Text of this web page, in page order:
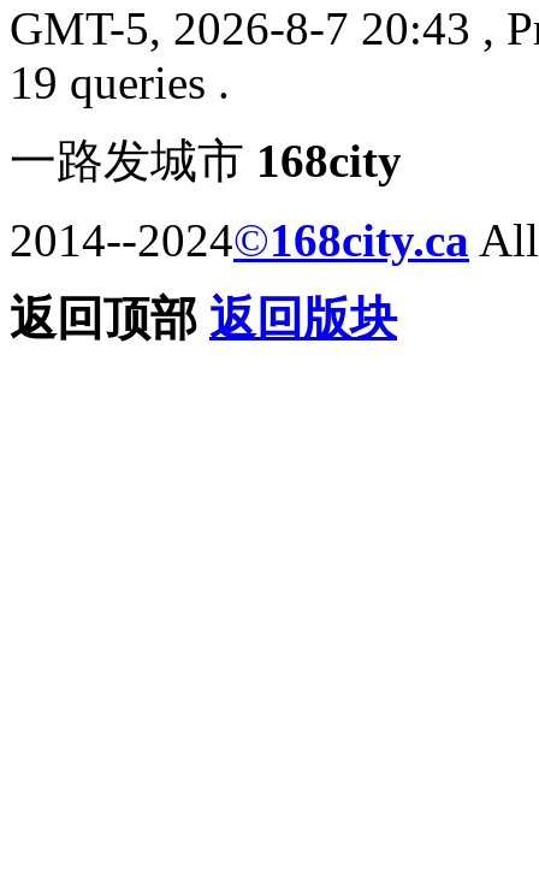
GMT-5, 2026-8-7 20:43 ,
19 queries .
一路发城市 168city
2014--2024©168city.ca
返回顶部 返回版块